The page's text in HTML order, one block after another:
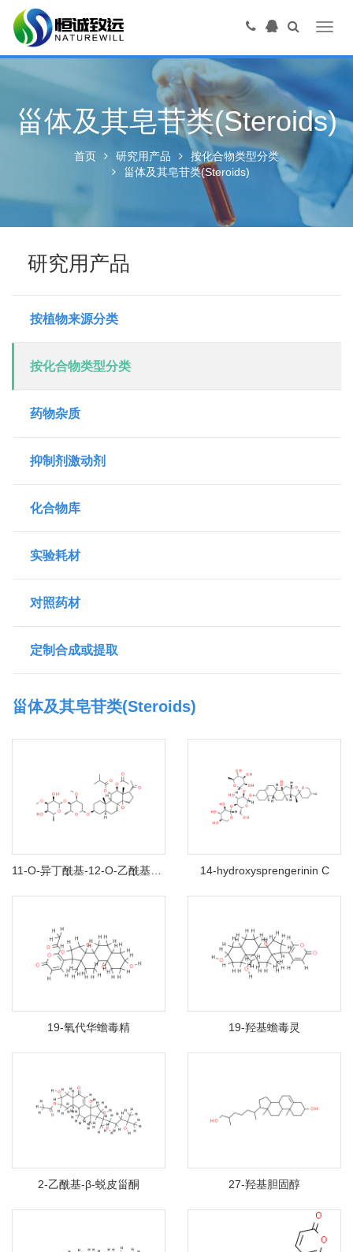
甾体及其皂苷类(Steroids)
首页 研究用产品
按化合物类型分类
甾体及其皂苷类(Steroids)
研究用产品
按植物来源分类
按化合物类型分类
药物杂质
抑制剂激动剂
化合物库
实验耗材
对照药材
定制合成或提取
甾体及其皂苷类(Steroids)
14-hydroxysprengerinin C
19-氧代华蟾毒精 19-羟基蟾毒灵
2-乙酰基-β-蜕皮甾酮 27-羟基胆固醇